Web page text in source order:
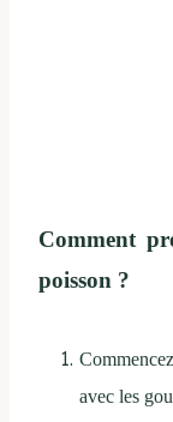
Comment
poisson ?
avec les